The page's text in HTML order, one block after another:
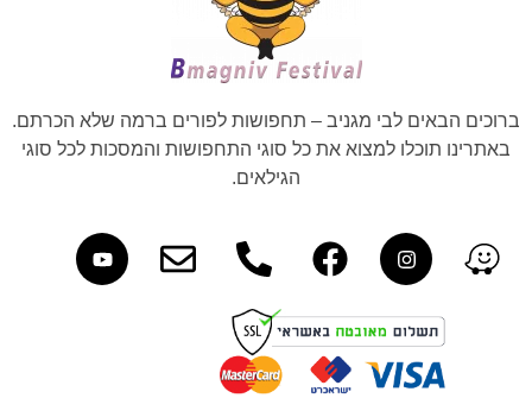
ברוכים הבאים לבי מגניב – תחפושות לפורים ברמה שלא הכרתם.
באתרינו תוכלו למצוא את כל סוגי התחפושות והמסכות לכל סוגי
הגילאים.